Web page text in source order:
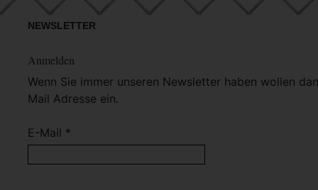
NEWSLETTER
Anmelden
Wenn Sie immer unseren Newsletter haben wollen
Mail Adresse ein.
E-Mail *